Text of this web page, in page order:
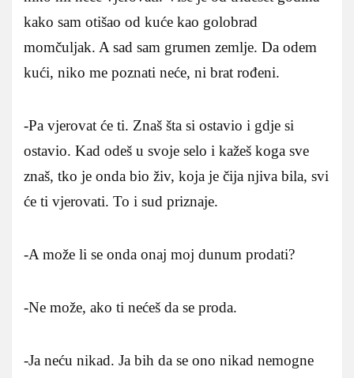
kako sam otišao od kuće kao golobrad
momčuljak. A sad sam grumen zemlje. Da odem
kući, niko me poznati neće, ni brat rođeni.
-Pa vjerovat će ti. Znaš šta si ostavio i gdje si
ostavio. Kad odeš u svoje selo i kažeš koga sve
znaš, tko je onda bio živ, koja je čija njiva bila, svi
će ti vjerovati. To i sud priznaje.
-A može li se onda onaj moj dunum prodati?
-Ne može, ako ti nećeš da se proda.
-Ja neću nikad. Ja bih da se ono nikad nemogne